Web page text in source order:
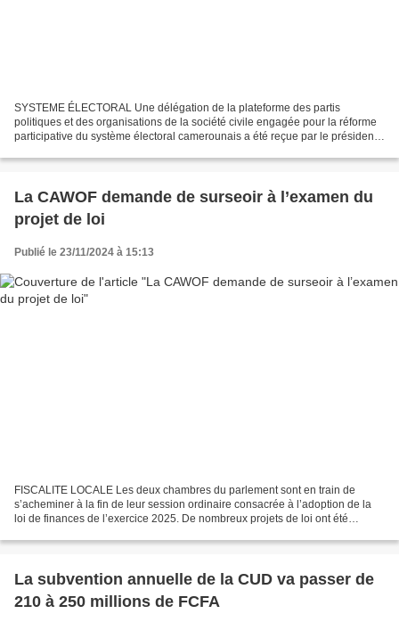
SYSTEME ÉLECTORAL Une délégation de la plateforme des partis
politiques et des organisations de la société civile engagée pour la réforme
participative du système électoral camerounais a été reçue par le président
La CAWOF demande de surseoir à l’examen du
projet de loi
Publié le 23/11/2024 à 15:13
FISCALITE LOCALE Les deux chambres du parlement sont en train de
s’acheminer à la fin de leur session ordinaire consacrée à l’adoption de la
loi de finances de l’exercice 2025. De nombreux projets de loi ont été
La subvention annuelle de la CUD va passer de
210 à 250 millions de FCFA